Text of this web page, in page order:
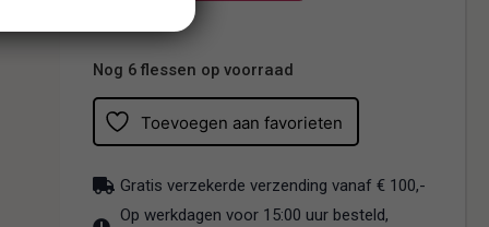
Nog 6 flessen op voorraad
Toevoegen aan favorieten
Gratis verzekerde verzending vanaf € 100,-
Op werkdagen voor 15:00 uur besteld,